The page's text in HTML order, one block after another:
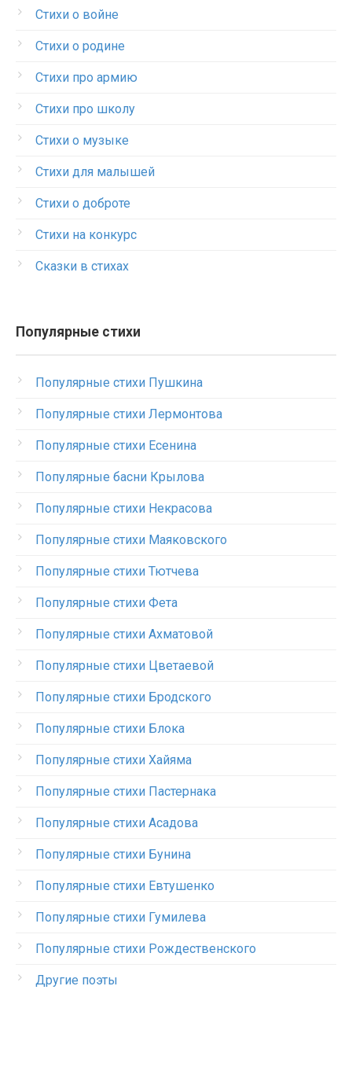
Стихи о войне
Стихи о родине
Стихи про армию
Стихи про школу
Стихи о музыке
Стихи для малышей
Стихи о доброте
Стихи на конкурс
Сказки в стихах
Популярные стихи
Популярные стихи Пушкина
Популярные стихи Лермонтова
Популярные стихи Есенина
Популярные басни Крылова
Популярные стихи Некрасова
Популярные стихи Маяковского
Популярные стихи Тютчева
Популярные стихи Фета
Популярные стихи Ахматовой
Популярные стихи Цветаевой
Популярные стихи Бродского
Популярные стихи Блока
Популярные стихи Хайяма
Популярные стихи Пастернака
Популярные стихи Асадова
Популярные стихи Бунина
Популярные стихи Евтушенко
Популярные стихи Гумилева
Популярные стихи Рождественского
Другие поэты